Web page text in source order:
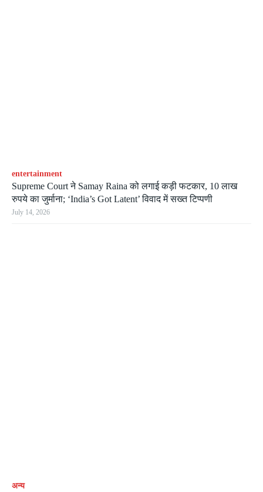
entertainment
Supreme Court ने Samay Raina को लगाई कड़ी फटकार, 10 लाख
रुपये का जुर्माना; ‘India’s Got Latent’ विवाद में सख्त टिप्पणी
July 14, 2026
अन्य